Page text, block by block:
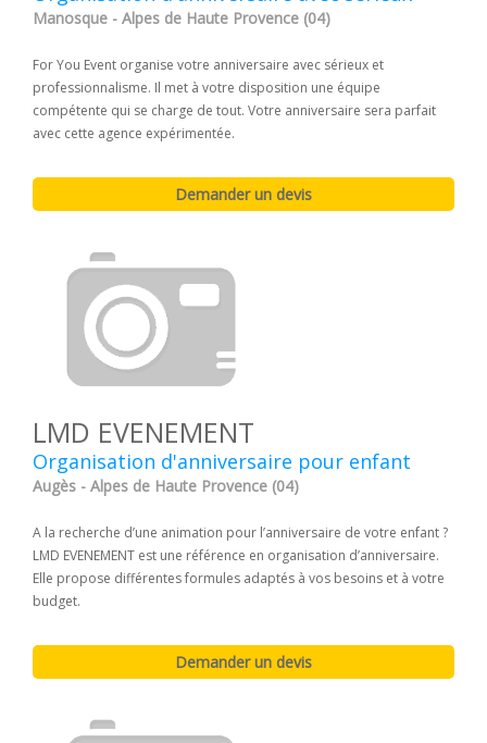
Manosque - Alpes de Haute Provence (04)
For You Event organise votre anniversaire avec sérieux et
professionnalisme. Il met à votre disposition une équipe
compétente qui se charge de tout. Votre anniversaire sera parfait
avec cette agence expérimentée.
LMD EVENEMENT
Organisation d'anniversaire pour enfant
Augès - Alpes de Haute Provence (04)
A la recherche d’une animation pour l’anniversaire de votre enfant ?
LMD EVENEMENT est une référence en organisation d’anniversaire.
Elle propose différentes formules adaptés à vos besoins et à votre
budget.